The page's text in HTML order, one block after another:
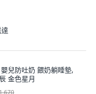
兒防吐奶 餵奶躺睡墊,
金色星月